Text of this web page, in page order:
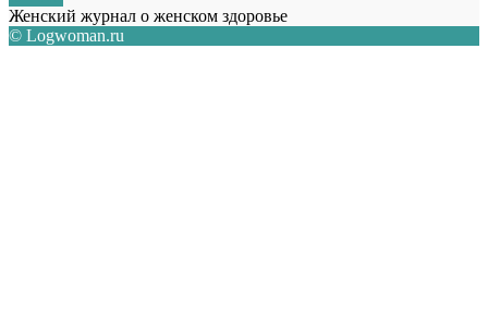
Женский журнал о женском здоровье
© Logwoman.ru